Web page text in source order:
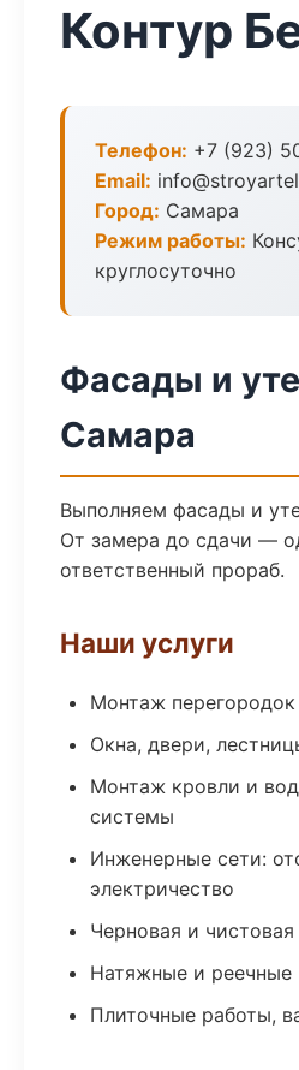
Контур
Телефон: +7 (923)
Email:
Город: Самара
Режим работы:
круглосуточно
Фасады и
Самара
Выполняем фасады и
От замера до сдачи —
ответственный прораб.
Наши услуги
Монтаж перегородок
Окна, двери,
Монтаж кровли и
системы
Инженерные сети:
электричество
Черновая и чистовая
Натяжные и реечные
Плиточные работы,